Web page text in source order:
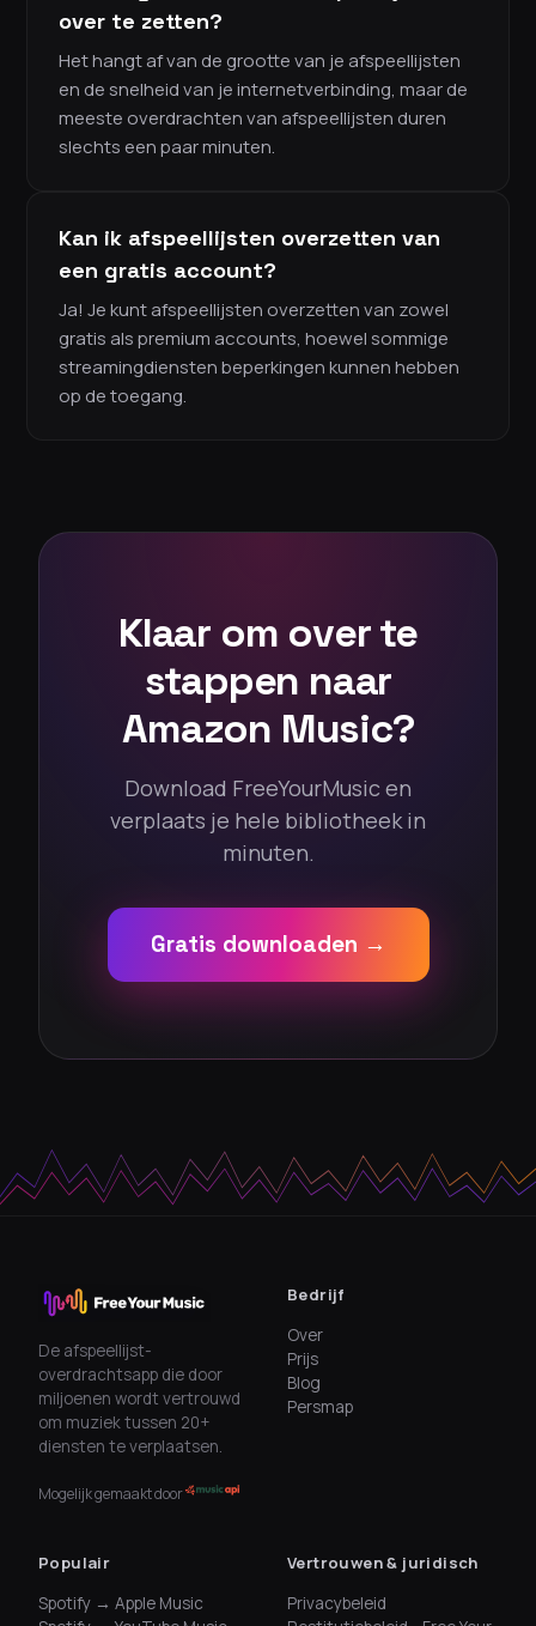
over te zetten?
Het hangt af van de grootte van je afspeellijsten
en de snelheid van je internetverbinding, maar de
meeste overdrachten van afspeellijsten duren
slechts een paar minuten.
Kan ik afspeellijsten overzetten van
een gratis account?
Ja! Je kunt afspeellijsten overzetten van zowel
gratis als premium accounts, hoewel sommige
streamingdiensten beperkingen kunnen hebben
op de toegang.
Klaar om over te
stappen naar
Amazon Music?
Download FreeYourMusic en
verplaats je hele bibliotheek in
minuten.
Gratis downloaden →
De afspeellijst-
overdrachtsapp die door
miljoenen wordt vertrouwd
om muziek tussen 20+
diensten te verplaatsen.
Mogelijk gemaakt door
Bedrijf
Over
Prijs
Blog
Persmap
Populair
Spotify → Apple Music
Vertrouwen & juridisch
Privacybeleid